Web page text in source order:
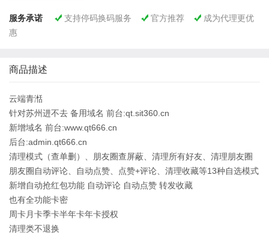
服务承诺  支持停码换码服务  官方推荐  成为代理更优
惠
商品描述
云端青湉
针对苏州进不去 备用域名 前台:qt.sit360.cn
新增域名 前台:www.qt666.cn
后台:admin.qt666.cn
清理模式（查单删）、朋友圈查屏蔽、清理所有好友、清理朋友圈
朋友圈自动评论、自动点赞、点赞+评论、清理收藏等13种自选模式
新增自动抢红包功能 自动评论 自动点赞 转发收藏
也有全功能卡密
周卡月卡季卡半年卡年卡授权
清理类不退换